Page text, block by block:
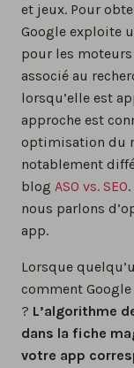
et jeux. Pour
Google exploite
pour les moteurs
associé au
lorsqu’elle est
approche est
optimisation du
notablement
blog ASO vs. SEO
nous parlons
app.
Lorsque
comment
? L’algorithme
dans la fiche
votre app